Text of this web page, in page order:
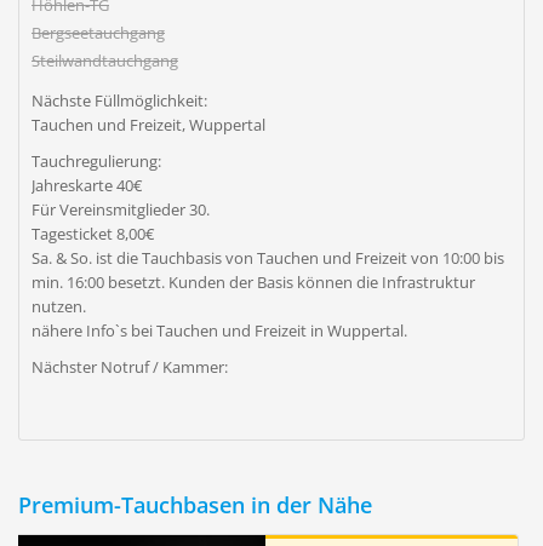
Höhlen-TG
Bergseetauchgang
Steilwandtauchgang
Nächste Füllmöglichkeit:
Tauchen und Freizeit, Wuppertal
Tauchregulierung:
Jahreskarte 40€
Für Vereinsmitglieder 30.
Tagesticket 8,00€
Sa. & So. ist die Tauchbasis von Tauchen und Freizeit von 10:00 bis
min. 16:00 besetzt. Kunden der Basis können die Infrastruktur
nutzen.
nähere Info`s bei Tauchen und Freizeit in Wuppertal.
Nächster Notruf / Kammer:
Premium-Tauchbasen in der Nähe